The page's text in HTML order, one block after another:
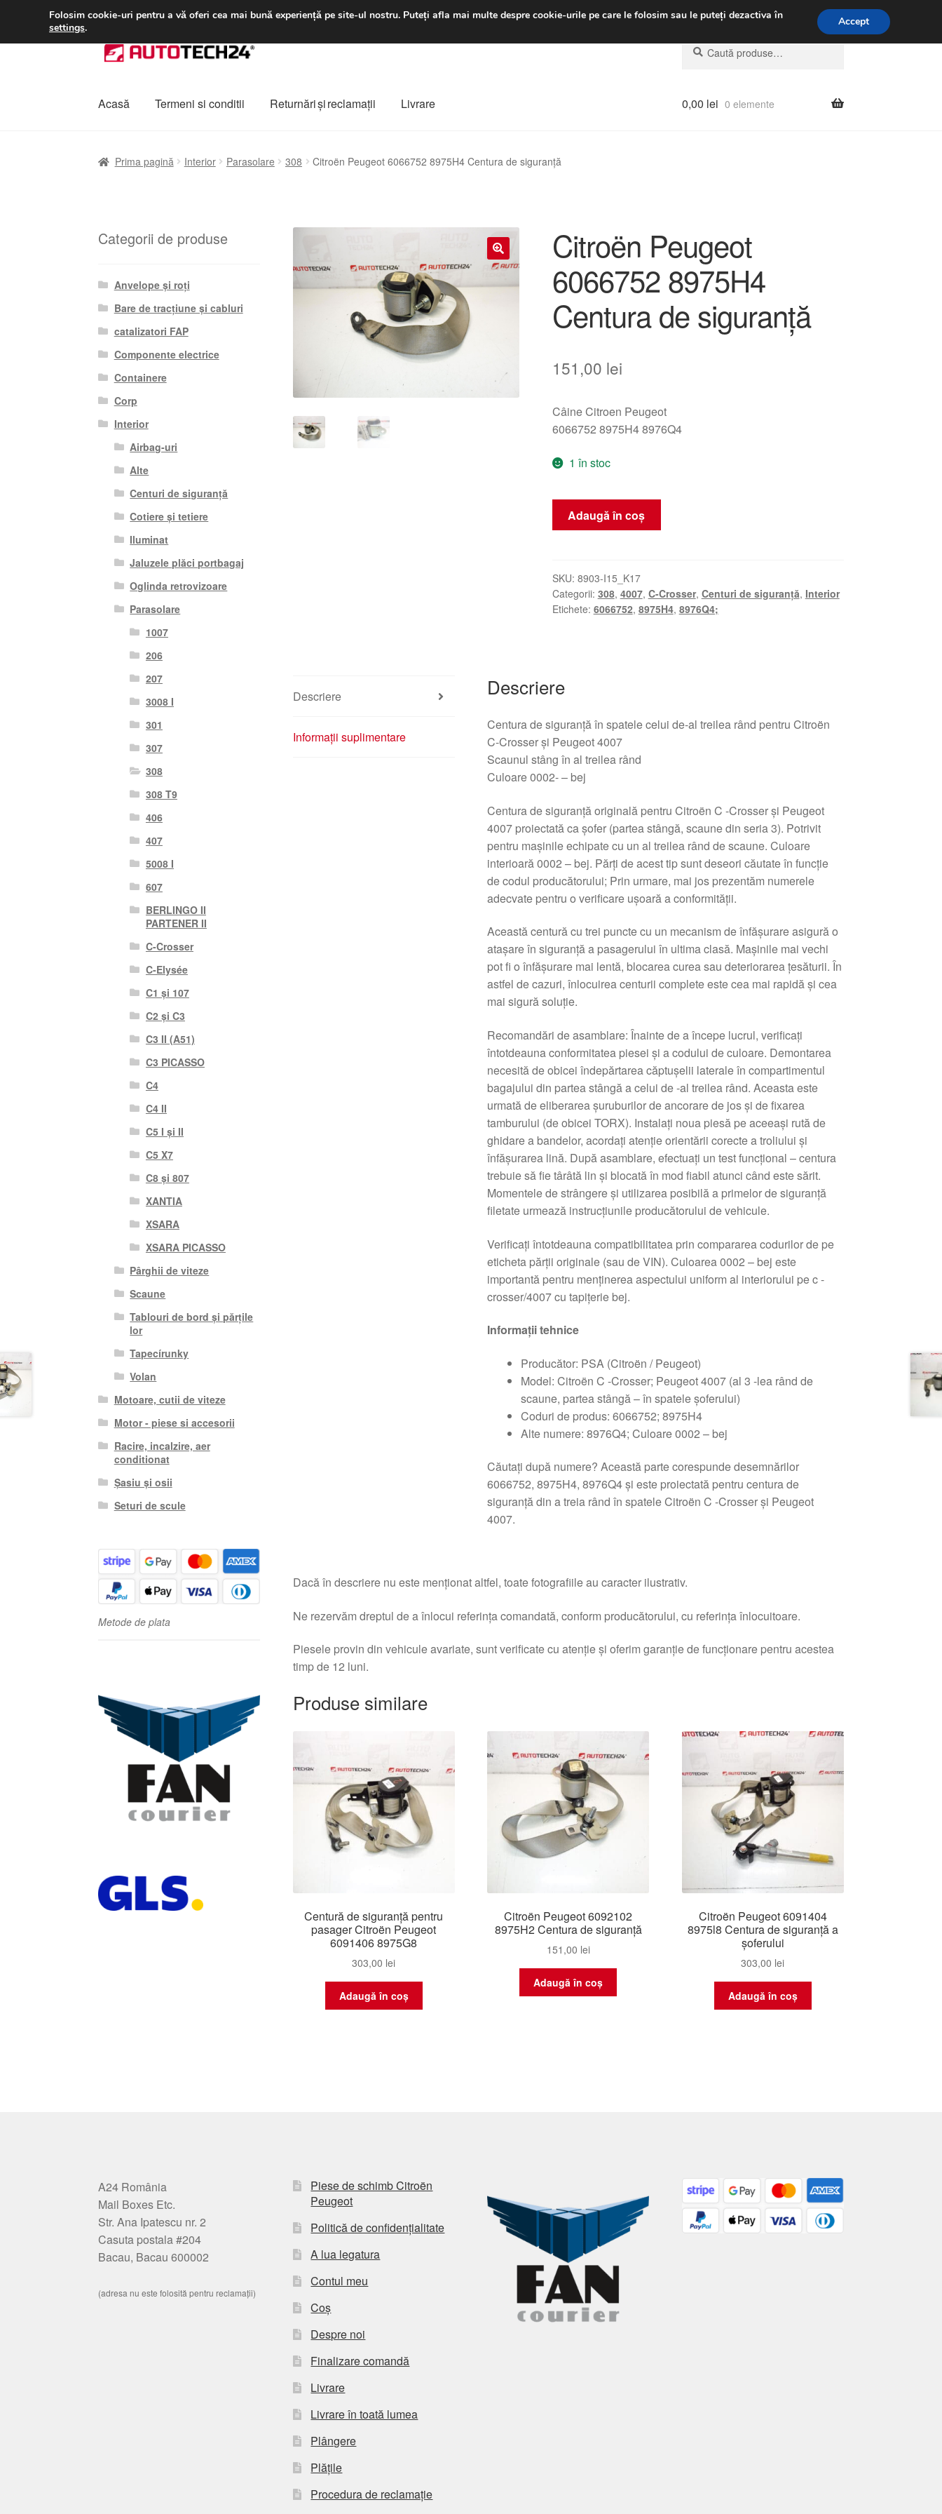
LIVRARE de la 33 lei luni-vineri 9 a.m. - 4 p.m.031 229 6816
Sari
la
Sari
la
Caută
după:
Caută
Acasă Termeni si conditii Returnări şi reclamații Livrare 0,00 lei 0 elemente
Prima pagină Interior Parasolare 308 Citroën Peugeot 6066752 8975H4 Centura de siguranță
🔍
Citroën Peugeot
6066752 8975H4
Centura de siguranță
151,00 lei
Câine Citroen Peugeot
6066752 8975H4 8976Q4
1 în stoc
Cantitate
Citroën
8975H4
Centura
de
Adaugă în coș
SKU: 8903-I15_K17
Categorii: 308, 4007, C-Crosser, Centuri de siguranță, Interior
Etichete: 6066752, 8975H4, 8976Q4;
Descriere
Informații suplimentare
Descriere
Centura de siguranță în spatele celui de-al treilea rând pentru Citroën
C-Crosser și Peugeot 4007
Scaunul stâng în al treilea rând
Culoare 0002- – bej
Centura de siguranță originală pentru Citroën C -Crosser și Peugeot
4007 proiectată ca șofer (partea stângă, scaune din seria 3). Potrivit
pentru mașinile echipate cu un al treilea rând de scaune. Culoare
interioară 0002 – bej. Părți de acest tip sunt deseori căutate în funcție
de codul producătorului; Prin urmare, mai jos prezentăm numerele
adecvate pentru o verificare ușoară a conformității.
Această centură cu trei puncte cu un mecanism de înfășurare asigură o
atașare în siguranță a pasagerului în ultima clasă. Mașinile mai vechi
pot fi o înfășurare mai lentă, blocarea curea sau deteriorarea țesăturii. În
astfel de cazuri, înlocuirea centurii complete este cea mai rapidă și cea
mai sigură soluție.
Recomandări de asamblare: Înainte de a începe lucrul, verificați
întotdeauna conformitatea piesei și a codului de culoare. Demontarea
necesită de obicei îndepărtarea căptușelii laterale în compartimentul
bagajului din partea stângă a celui de -al treilea rând. Aceasta este
urmată de eliberarea șuruburilor de ancorare de jos și de fixarea
tamburului (de obicei TORX). Instalați noua piesă pe aceeași rută de
ghidare a bandelor, acordați atenție orientării corecte a troliului și
înfășurarea lină. După asamblare, efectuați un test funcțional – centura
trebuie să fie târâtă lin și blocată în mod fiabil atunci când este sărit.
Momentele de strângere și utilizarea posibilă a primelor de siguranță
filetate urmează instrucțiunile producătorului de vehicule.
Verificați întotdeauna compatibilitatea prin compararea codurilor de pe
eticheta părții originale (sau de VIN). Culoarea 0002 – bej este
importantă pentru menținerea aspectului uniform al interiorului pe c -
crosser/4007 cu tapițerie bej.
Informații tehnice
Producător: PSA (Citroën / Peugeot)
Model: Citroën C -Crosser; Peugeot 4007 (al 3 -lea rând de
scaune, partea stângă – în spatele șoferului)
Coduri de produs: 6066752; 8975H4
Alte numere: 8976Q4; Culoare 0002 – bej
Căutați după numere? Această parte corespunde desemnărilor
6066752, 8975H4, 8976Q4 și este proiectată pentru centura de
siguranță din a treia rând în spatele Citroën C -Crosser și Peugeot
4007.
Dacă în descriere nu este menționat altfel, toate fotografiile au caracter ilustrativ.
Ne rezervăm dreptul de a înlocui referința comandată, conform producătorului, cu referința înlocuitoare.
Piesele provin din vehicule avariate, sunt verificate cu atenție și oferim garanție de funcționare pentru acestea
timp de 12 luni.
Produse similare
Centură de siguranță pentru
pasager Citroën Peugeot
6091406 8975G8
303,00 lei
Adaugă în coș
Citroën Peugeot 6092102
8975H2 Centura de siguranță
151,00 lei
Adaugă în coș
Citroën Peugeot 6091404
8975l8 Centura de siguranță a
șoferului
303,00 lei
Adaugă în coș
Categorii de produse
Anvelope și roți
Bare de tracțiune și cabluri
catalizatori FAP
Componente electrice
Containere
Corp
Interior
Airbag-uri
Alte
Centuri de siguranță
Cotiere și tetiere
Iluminat
Jaluzele plăci portbagaj
Oglinda retrovizoare
Parasolare
1007
206
207
3008 I
301
307
308
308 T9
406
407
5008 I
607
BERLINGO II
PARTENER II
C-Crosser
C-Elysée
C1 și 107
C2 și C3
C3 II (A51)
C3 PICASSO
C4
C4 II
C5 I și II
C5 X7
C8 și 807
XANTIA
XSARA
XSARA PICASSO
Pârghii de viteze
Scaune
Tablouri de bord și părțile
lor
Tapecírunky
Volan
Motoare, cutii de viteze
Motor - piese si accesorii
Racire, incalzire, aer
conditionat
Șasiu și osii
Seturi de scule
Metode de plata
A24 România
Mail Boxes Etc.
Str. Ana Ipatescu nr. 2
Casuta postala #204
Bacau, Bacau 600002
(adresa nu este folosită pentru reclamații)
Piese de schimb Citroën
Peugeot
Politică de confidențialitate
A lua legatura
Contul meu
Coș
Despre noi
Finalizare comandă
Livrare
Livrare în toată lumea
Plângere
Plățile
Procedura de reclamație
Folosim cookie-uri pentru a vă oferi cea mai bună experiență pe site-ul nostru. Puteți afla mai multe despre cookie-urile pe care le folosim sau le puteți dezactiva în
settings. Accept